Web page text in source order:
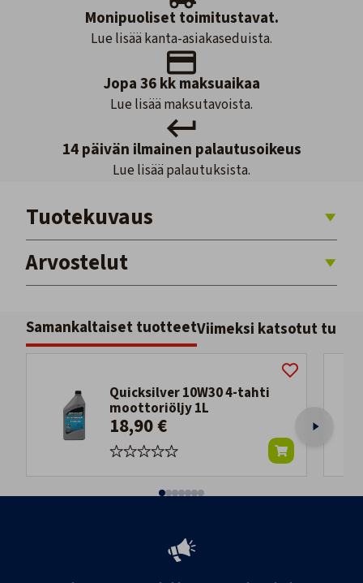
Monipuoliset toimitustavat.
Lue lisää kanta-asiakaseduista.
Jopa 36 kk maksuaikaa
Lue lisää maksutavoista.
14 päivän ilmainen palautusoikeus
Lue lisää palautuksista.
Tuotekuvaus
Arvostelut
Samankaltaiset tuotteetViimeksi katsotut
Quicksilver 10W30 4-tahti
moottoriöljy 1L
18,90 €